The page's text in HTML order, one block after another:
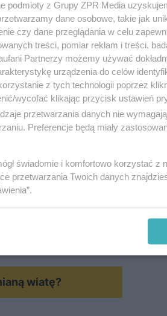
zewnętrzna, ale jednocześnie
z niej nawet podczas deszczu
odpoczynku, spotkań i
i tarasy są efektowne, ale nie
i przytulności.
wiatę?
podmioty z Grupy ZPR Media
dane osobowe, takie jak
czy dane przeglądania w celu
treści, pomiar reklam i treści,
Partnerzy możemy używać
urządzenia do celów
z tych technologii poprzez
wycofać klikając przycisk ustawień
przetwarzania danych nie
Preferencje będą miały
świadomie i komfortowo korzystać z
przetwarzania Twoich danych